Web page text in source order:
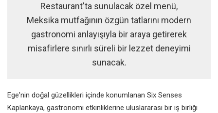
Restaurant'ta sunulacak özel menü,
Meksika mutfağının özgün tatlarını modern
gastronomi anlayışıyla bir araya getirerek
misafirlere sınırlı süreli bir lezzet deneyimi
sunacak.
Ege'nin doğal güzellikleri içinde konumlanan Six Senses
Kaplankaya, gastronomi etkinliklerine uluslararası bir iş birliği